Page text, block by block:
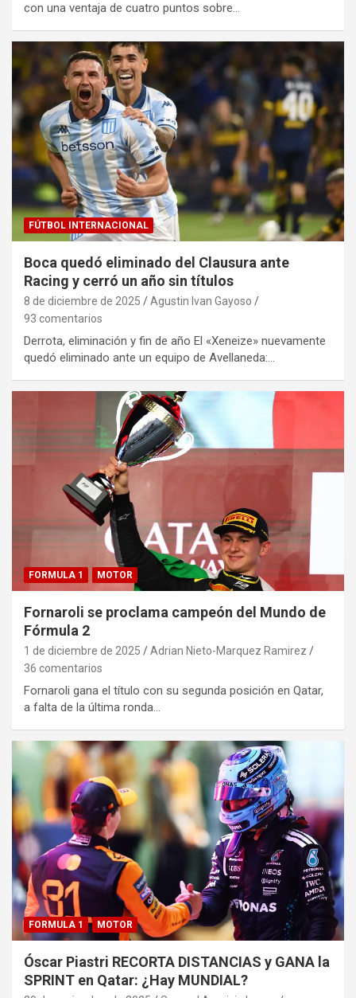
con una ventaja de cuatro puntos sobre…
FÚTBOL INTERNACIONAL
Boca quedó eliminado del Clausura ante
Racing y cerró un año sin títulos
8 de diciembre de 2025
Agustin Ivan Gayoso
93 comentarios
Derrota, eliminación y fin de año El «Xeneize» nuevamente
quedó eliminado ante un equipo de Avellaneda:…
FORMULA 1 MOTOR
Fornaroli se proclama campeón del Mundo de
Fórmula 2
1 de diciembre de 2025
Adrian Nieto-Marquez Ramirez
36 comentarios
Fornaroli gana el título con su segunda posición en Qatar,
a falta de la última ronda…
FORMULA 1 MOTOR
Óscar Piastri RECORTA DISTANCIAS y GANA la
SPRINT en Qatar: ¿Hay MUNDIAL?